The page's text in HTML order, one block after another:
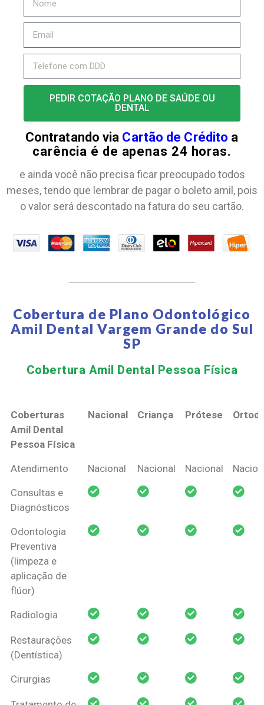
PEDIR COTAÇÃO PLANO DE SAÚDE OU
DENTAL
Contratando via Cartão de Crédito a
carência é de apenas 24 horas.
e ainda você não precisa ficar preocupado todos
meses, tendo que lembrar de pagar o boleto amil, pois
o valor será descontado na fatura do seu cartão.
Cobertura de Plano Odontológico
Amil Dental Vargem Grande do Sul
SP
Cobertura Amil Dental Pessoa Física​
Coberturas
Amil Dental
Pessoa Física
Nacional Criança Prótese
Coberturas
Pessoa Física
Nacional Criança Prótese
Atendimento Nacional Nacional Nacional
Consultas e
Diagnósticos
Odontologia
Preventiva
(limpeza e
aplicação de
flúor)
Radiologia
Restaurações
(Dentística)
Cirurgias